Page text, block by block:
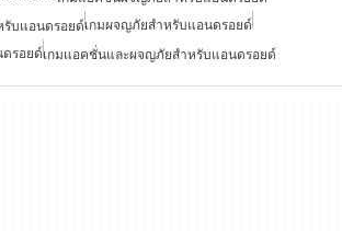
บแอนดรอยด์เกมผจญภัยสำหรับแอนดรอยด์
รอยด์เกมแอคชั่นและผจญภัยสำหรับแอนดรอยด์